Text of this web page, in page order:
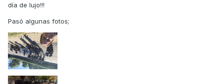
día de lujo!!!
Pasó algunas fotos;